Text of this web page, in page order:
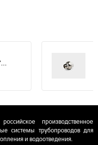
производственное
системы трубопроводов для
и водоотведения.